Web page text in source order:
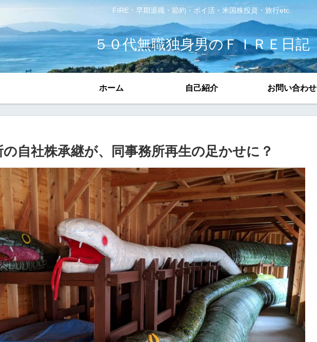
FIRE・早期退職・節約・ポイ活・米国株投資・旅行etc.
５０代無職独身男のＦＩＲＥ日記
ホーム 自己紹介 お問い合わせ
自社株承継が、同事務所再生の足かせに？